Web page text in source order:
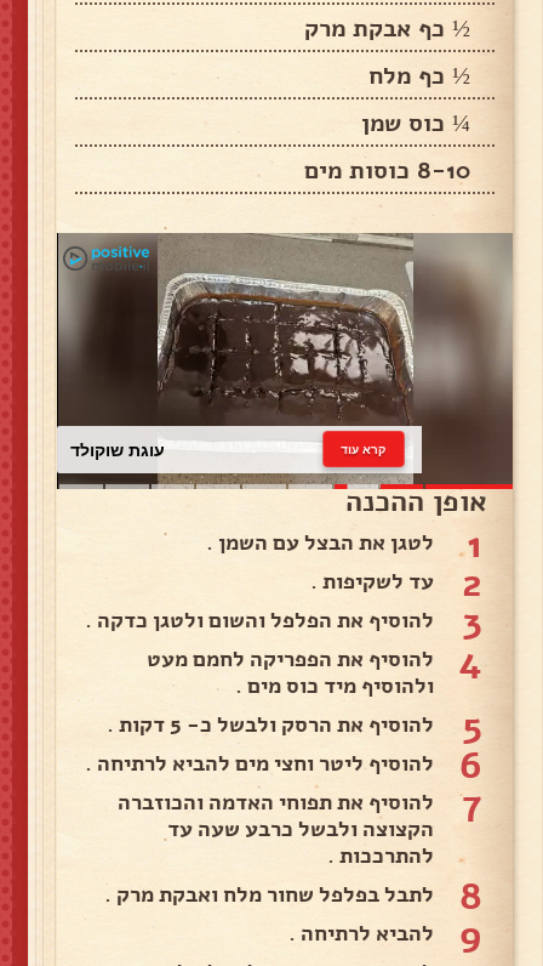
½ כף אבקת מרק
½ כף מלח
¼ כוס שמן
8-10 כוסות מים
עוגת שוקולד קרא עוד
אופן ההכנה
1 לטגן את הבצל עם השמן .
2 עד לשקיפות .
3 להוסיף את הפלפל והשום ולטגן כדקה .
4
להוסיף את הפפריקה לחמם מעט
ולהוסיף מיד כוס מים .
5 להוסיף את הרסק ולבשל כ- 5 דקות .
6 להוסיף ליטר וחצי מים להביא לרתיחה .
7
להוסיף את תפוחי האדמה והכוזברה
הקצוצה ולבשל כרבע שעה עד
להתרככות .
8 לתבל בפלפל שחור מלח ואבקת מרק .
9 להביא לרתיחה .